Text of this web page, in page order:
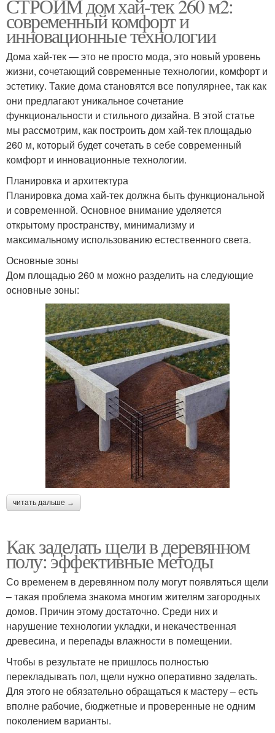
СТРОИМ дом хай-тек 260 м2:
современный комфорт и
инновационные технологии
Дома хай-тек — это не просто мода, это новый уровень
жизни, сочетающий современные технологии, комфорт и
эстетику. Такие дома становятся все популярнее, так как
они предлагают уникальное сочетание
функциональности и стильного дизайна. В этой статье
мы рассмотрим, как построить дом хай-тек площадью
260 м, который будет сочетать в себе современный
комфорт и инновационные технологии.
Планировка и архитектура
Планировка дома хай-тек должна быть функциональной
и современной. Основное внимание уделяется
открытому пространству, минимализму и
максимальному использованию естественного света.
Основные зоны
Дом площадью 260 м можно разделить на следующие
основные зоны:
читать дальше →
Как заделать щели в деревянном
полу: эффективные методы
Со временем в деревянном полу могут появляться щели
– такая проблема знакома многим жителям загородных
домов. Причин этому достаточно. Среди них и
нарушение технологии укладки, и некачественная
древесина, и перепады влажности в помещении.
Чтобы в результате не пришлось полностью
перекладывать пол, щели нужно оперативно заделать.
Для этого не обязательно обращаться к мастеру – есть
вполне рабочие, бюджетные и проверенные не одним
поколением варианты.